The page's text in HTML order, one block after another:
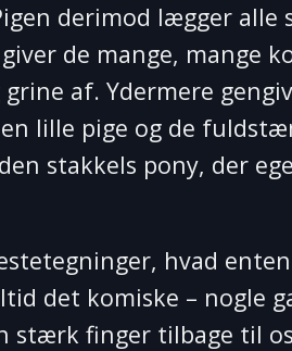
derimod lægger
de mange, mange
grine af. Ydermere
lille pige og de
stakkels pony, der
hvad
det komiske – nogle
stærk finger tilbage til